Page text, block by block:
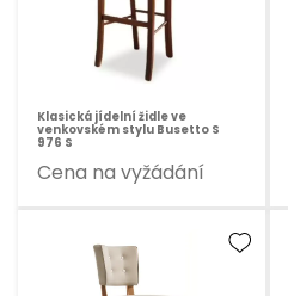
Klasická jídelní židle ve
venkovském stylu Busetto S
976 S
Cena na vyžádání